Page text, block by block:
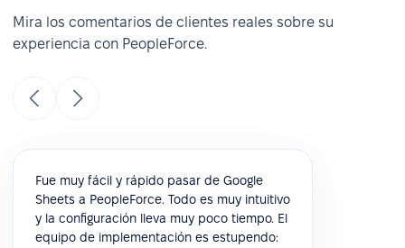
Mira los comentarios de clientes reales sobre su
experiencia con PeopleForce.
Fue muy fácil y rápido pasar de Google
Sheets a PeopleForce. Todo es muy intuitivo
y la configuración lleva muy poco tiempo. El
equipo de implementación es estupendo: